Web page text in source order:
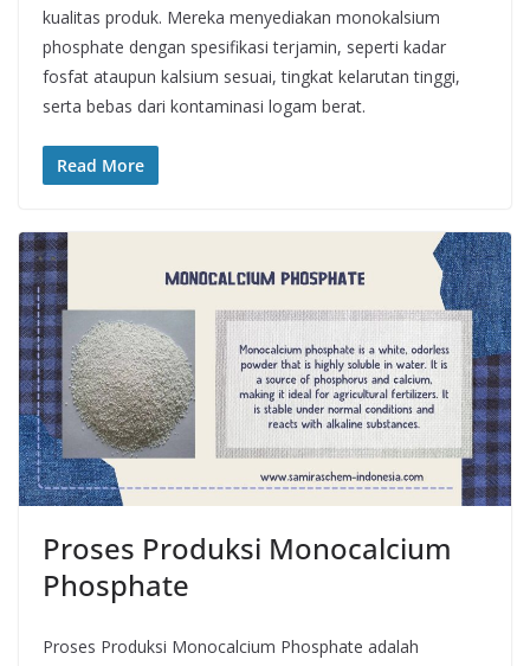
kualitas produk. Mereka menyediakan monokalsium
phosphate dengan spesifikasi terjamin, seperti kadar
fosfat ataupun kalsium sesuai, tingkat kelarutan tinggi,
serta bebas dari kontaminasi logam berat.
Read More
Proses Produksi Monocalcium
Phosphate
Proses Produksi Monocalcium Phosphate adalah